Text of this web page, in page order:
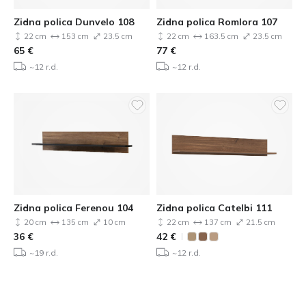
Zidna polica Dunvelo 108
22 cm 153 cm 23.5 cm
65 €
~12 r.d.
Zidna polica Romlora 107
22 cm 163.5 cm 23.5 cm
77 €
~12 r.d.
Zidna polica Ferenou 104
20 cm 135 cm 10 cm
36 €
~19 r.d.
Zidna polica Catelbi 111
22 cm 137 cm 21.5 cm
42 €
~12 r.d.